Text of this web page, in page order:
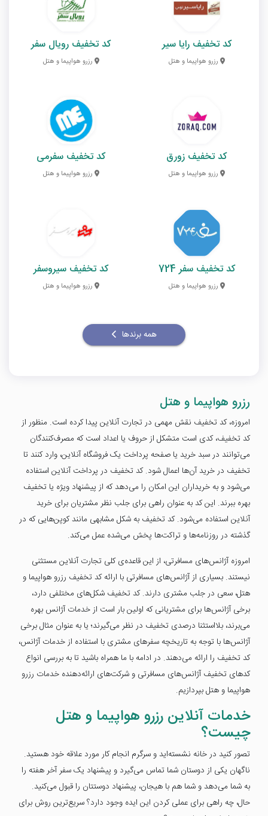
کد تخفیف رایا سیر
رزرو هواپیما و هتل
کد تخفیف رویال سفر
رزرو هواپیما و هتل
کد تخفیف زورق
رزرو هواپیما و هتل
کد تخفیف سفرمی
رزرو هواپیما و هتل
کد تخفیف سفر 724
رزرو هواپیما و هتل
کد تخفیف سیروسفر
رزرو هواپیما و هتل
همه برندها
رزرو هواپیما و هتل
امروزه، کد تخفیف نقش مهمی در تجارت آنلاین پیدا کرده است. منظور از
کد تخفیف، کدی است متشکل از حروف یا اعداد است که مصرف‌کنندگان
می‌توانند در سبد خرید یا صفحه پرداخت یک فروشگاه آنلاین، وارد کنند تا
تخفیف در خرید آن‌ها اعمال شود. کد تخفیف در پرداخت آنلاین استفاده
می‌شود و به خریداران این امکان را می‌دهد که از پیشنهاد ویژه یا تخفیف
بهره ببرند. این کد به عنوان راهی برای جلب نظر مشتریان برای خرید
آنلاین استفاده می‌شود. کد تخفیف به شکل مشابهی مانند کوپن‌هایی که در
گذشته در روزنامه‌ها و تراکت‌ها پخش می‌شده عمل می‌کند.
امروزه آژانس‌های مسافرتی، از این قاعده‌ی کلی تجارت آنلاین مستثنی
نیستند. بسیاری از آژانس‌های مسافرتی با ارائه کد تخفیف رزرو هواپیما و
هتل، سعی در جلب مشتری دارند. کد تخفیف شکل‌های مختلفی دارد،
برخی آژانس‌ها برای مشتریانی که اولین بار است از خدمات آژانس بهره
می‌برند، بلااستثنا درصدی تخفیف در نظر می‌گیرند؛ یا به عنوان مثال برخی
آژانس‌ها با توجه به تاریخچه سفرهای مشتری با استفاده از خدمات آژانس،
کد تخفیف را ارائه می‌دهند. در ادامه با ما همراه باشید تا به بررسی انواع
کدهای تخفیف آژانس‌های مسافرتی و شرکت‌های ارائه‌دهنده خدمات رزرو
هواپیما و هتل بپردازیم.
خدمات آنلاین رزرو هواپیما و هتل
چیست؟
تصور کنید در خانه نشسته‌اید و سرگرم انجام کار مورد علاقه خود هستید.
ناگهان یکی از دوستان شما تماس می‌گیرد و پیشنهاد یک سفر آخر هفته را
به شما می‌دهد و شما هم با هیجان، پیشنهاد دوستتان را قبول می‎‌کنید.
حال، چه راهی برای عملی کردن این ایده وجود دارد؟ سریع‌ترین روش برای